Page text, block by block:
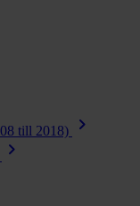
till 2018) chevron_right
chevron_right